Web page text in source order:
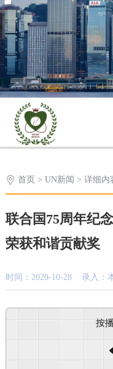
首页 > UN新闻 > 详细内
联合国75周年纪
荣获和谐贡献奖
时间：2020-10-28 录入：